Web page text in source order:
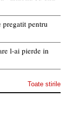
pregatit pentru
l-ai pierde in
Toate stirile